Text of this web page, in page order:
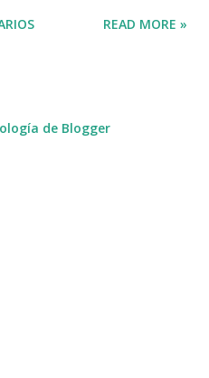
READ MORE »
de Blogger